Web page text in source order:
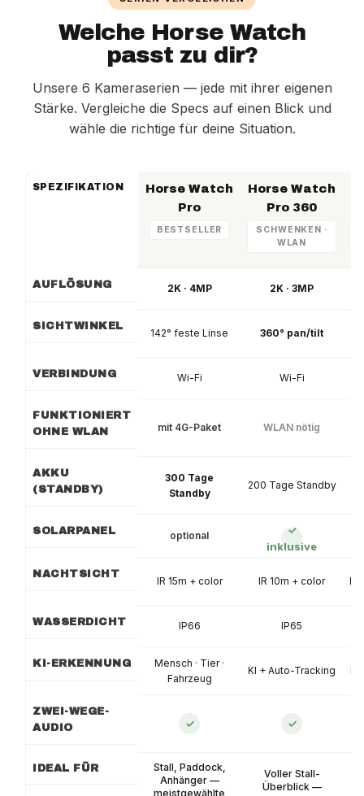
Welche Horse Watch
passt zu dir?
Unsere 6 Kameraserien — jede mit ihrer eigenen
Stärke. Vergleiche die Specs auf einen Blick und
wähle die richtige für deine Situation.
SPEZIFIKATION
Horse Watch
Pro
BESTSELLER
Horse Watch
Pro 360
SCHWENKEN ·
WLAN
AUFLÖSUNG 2K · 4MP 2K · 3MP
SICHTWINKEL
142° feste Linse 360° pan/tilt
VERBINDUNG Wi-Fi Wi-Fi
FUNKTIONIERT
OHNE WLAN
mit 4G-Paket WLAN nötig
AKKU
(STANDBY)
300 Tage
Standby
200 Tage Standby
SOLARPANEL optional
✓
inklusive
NACHTSICHT
IR 15m + color IR 10m + color IR
WASSERDICHT IP66 IP65
KI-ERKENNUNG
Mensch · Tier ·
Fahrzeug
KI + Auto-Tracking KI
ZWEI-WEGE-
AUDIO
✓ ✓
IDEAL FÜR
Stall, Paddock,
Anhänger —
meistgewählte
Voller Stall-
Überblick —